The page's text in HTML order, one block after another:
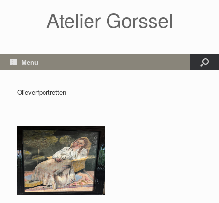
Atelier Gorssel
Menu
Olieverfportretten
Overpeinzingen